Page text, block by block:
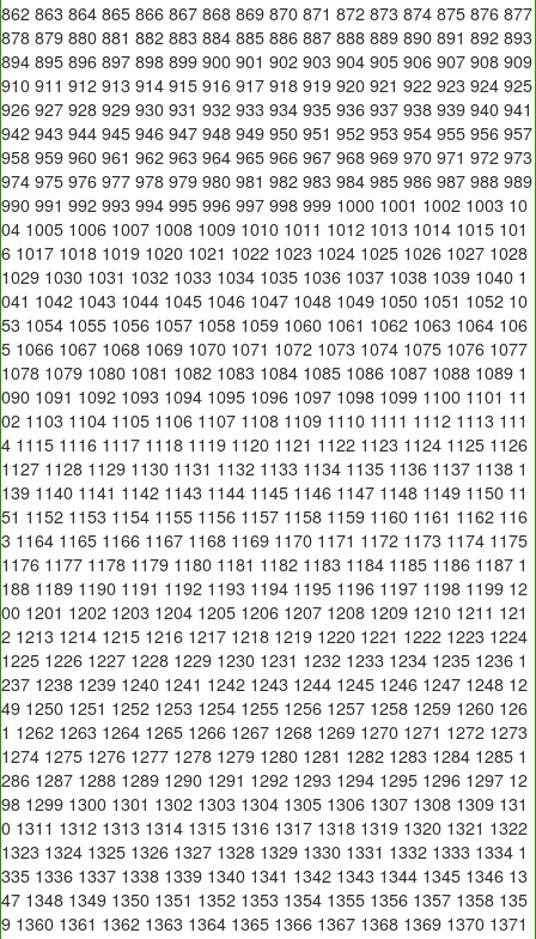
862 863 864 865 866 867 868 869 870 871 872 873 874 875 876 877
878 879 880 881 882 883 884 885 886 887 888 889 890 891 892 893
894 895 896 897 898 899 900 901 902 903 904 905 906 907 908 909
910 911 912 913 914 915 916 917 918 919 920 921 922 923 924 925
926 927 928 929 930 931 932 933 934 935 936 937 938 939 940 941
942 943 944 945 946 947 948 949 950 951 952 953 954 955 956 957
958 959 960 961 962 963 964 965 966 967 968 969 970 971 972 973
974 975 976 977 978 979 980 981 982 983 984 985 986 987 988 989
990 991 992 993 994 995 996 997 998 999 1000 1001 1002 1003 10
04 1005 1006 1007 1008 1009 1010 1011 1012 1013 1014 1015 101
6 1017 1018 1019 1020 1021 1022 1023 1024 1025 1026 1027 1028
1029 1030 1031 1032 1033 1034 1035 1036 1037 1038 1039 1040 1
041 1042 1043 1044 1045 1046 1047 1048 1049 1050 1051 1052 10
53 1054 1055 1056 1057 1058 1059 1060 1061 1062 1063 1064 106
5 1066 1067 1068 1069 1070 1071 1072 1073 1074 1075 1076 1077
1078 1079 1080 1081 1082 1083 1084 1085 1086 1087 1088 1089 1
090 1091 1092 1093 1094 1095 1096 1097 1098 1099 1100 1101 11
02 1103 1104 1105 1106 1107 1108 1109 1110 1111 1112 1113 111
4 1115 1116 1117 1118 1119 1120 1121 1122 1123 1124 1125 1126
1127 1128 1129 1130 1131 1132 1133 1134 1135 1136 1137 1138 1
139 1140 1141 1142 1143 1144 1145 1146 1147 1148 1149 1150 11
51 1152 1153 1154 1155 1156 1157 1158 1159 1160 1161 1162 116
3 1164 1165 1166 1167 1168 1169 1170 1171 1172 1173 1174 1175
1176 1177 1178 1179 1180 1181 1182 1183 1184 1185 1186 1187 1
188 1189 1190 1191 1192 1193 1194 1195 1196 1197 1198 1199 12
00 1201 1202 1203 1204 1205 1206 1207 1208 1209 1210 1211 121
2 1213 1214 1215 1216 1217 1218 1219 1220 1221 1222 1223 1224
1225 1226 1227 1228 1229 1230 1231 1232 1233 1234 1235 1236 1
237 1238 1239 1240 1241 1242 1243 1244 1245 1246 1247 1248 12
49 1250 1251 1252 1253 1254 1255 1256 1257 1258 1259 1260 126
1 1262 1263 1264 1265 1266 1267 1268 1269 1270 1271 1272 1273
1274 1275 1276 1277 1278 1279 1280 1281 1282 1283 1284 1285 1
286 1287 1288 1289 1290 1291 1292 1293 1294 1295 1296 1297 12
98 1299 1300 1301 1302 1303 1304 1305 1306 1307 1308 1309 131
0 1311 1312 1313 1314 1315 1316 1317 1318 1319 1320 1321 1322
1323 1324 1325 1326 1327 1328 1329 1330 1331 1332 1333 1334 1
335 1336 1337 1338 1339 1340 1341 1342 1343 1344 1345 1346 13
47 1348 1349 1350 1351 1352 1353 1354 1355 1356 1357 1358 135
9 1360 1361 1362 1363 1364 1365 1366 1367 1368 1369 1370 1371